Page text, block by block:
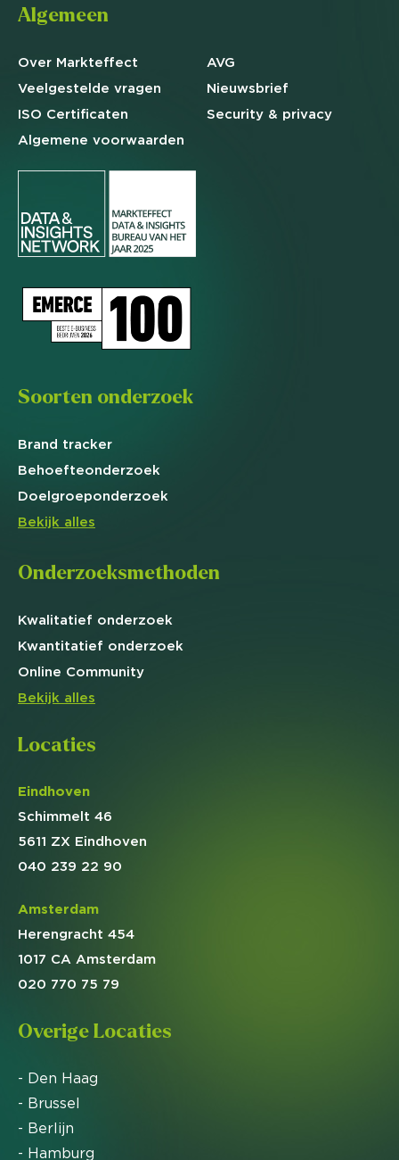
Algemeen
Over Markteffect
Veelgestelde vragen
ISO Certificaten
Algemene voorwaarden
AVG
Nieuwsbrief
Security & privacy
Soorten onderzoek
Brand tracker
Behoefteonderzoek
Doelgroeponderzoek
Bekijk alles
Onderzoeksmethoden
Kwalitatief onderzoek
Kwantitatief onderzoek
Online Community
Bekijk alles
Locaties
Eindhoven
Schimmelt 46
5611 ZX Eindhoven
040 239 22 90
Amsterdam
Herengracht 454
1017 CA Amsterdam
020 770 75 79
Overige Locaties
- Den Haag
- Brussel
- Berlijn
- Hamburg